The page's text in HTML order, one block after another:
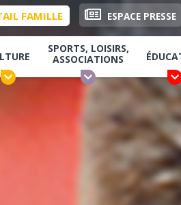
FAMILLE ESPACE PRESSE
SPORTS, LOISIRS,
ASSOCIATIONS